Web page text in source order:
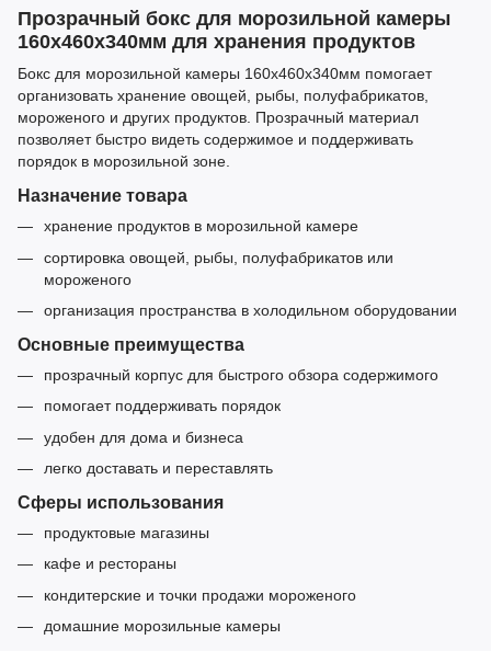
Прозрачный бокс для морозильной камеры
160х460х340мм для хранения продуктов
Бокс для морозильной камеры 160х460х340мм помогает
организовать хранение овощей, рыбы, полуфабрикатов,
мороженого и других продуктов. Прозрачный материал
позволяет быстро видеть содержимое и поддерживать
порядок в морозильной зоне.
Назначение товара
хранение продуктов в морозильной камере
сортировка овощей, рыбы, полуфабрикатов или
мороженого
организация пространства в холодильном оборудовании
Основные преимущества
прозрачный корпус для быстрого обзора содержимого
помогает поддерживать порядок
удобен для дома и бизнеса
легко доставать и переставлять
Сферы использования
продуктовые магазины
кафе и рестораны
кондитерские и точки продажи мороженого
домашние морозильные камеры